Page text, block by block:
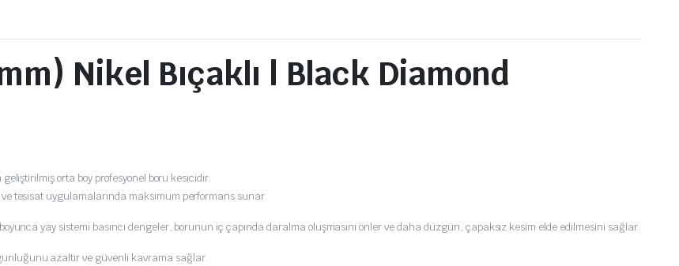
Nikel Bıçaklı | Black Diamond
orta boy profesyonel boru kesicidir.
ve tesisat uygulamalarında maksimum performans sunar.
yay sistemi basıncı dengeler, borunun iç çapında daralma oluşmasını önler ve daha düzgün, çapaksız kesim elde edilmesini sağlar.
azaltır ve güvenli kavrama sağlar.